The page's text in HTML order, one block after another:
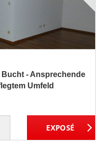
- Ansprechende
Umfeld